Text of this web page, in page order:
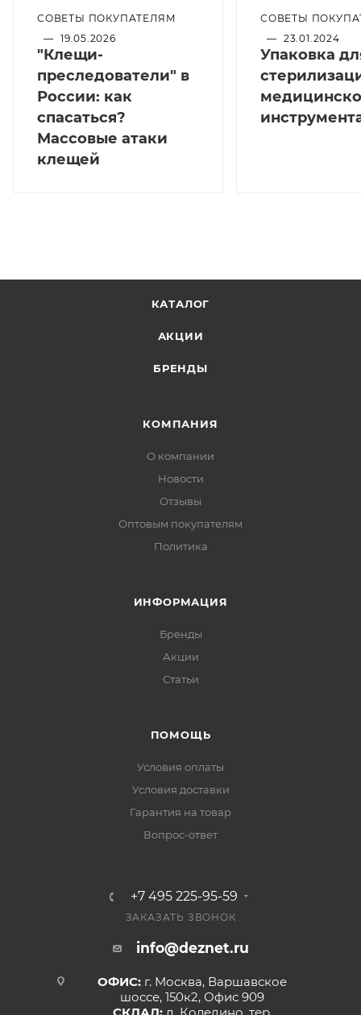
СОВЕТЫ ПОКУПАТЕЛЯМ
— 19.05.2026
"Клещи-
преследователи" в
России: как
спасаться?
Массовые атаки
клещей
СОВЕТЫ
— 23.01.2024
Упаковка
КАТАЛОГ
АКЦИИ
БРЕНДЫ
КОМПАНИЯ
О компании
Новости
Отзывы
Оптовым покупателям
Политика
ИНФОРМАЦИЯ
Бренды
Акции
Статьи
ПОМОЩЬ
Условия оплаты
Условия доставки
Гарантия на товар
Вопрос-ответ
+7 495 225-95-59
ЗАКАЗАТЬ ЗВОНОК
info@deznet.ru
ОФИС: г. Москва, Варшавское
шоссе, 150к2, Офис 909